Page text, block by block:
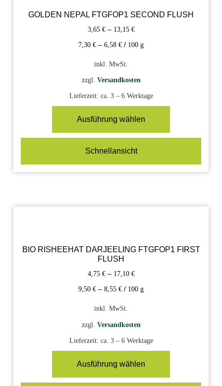
GOLDEN NEPAL FTGFOP1 SECOND FLUSH
3,65 €– 13,15 €
7,30 € – 6,58 € / 100 g
inkl. MwSt.
zzgl. Versandkosten
Lieferzeit: ca. 3 – 6 Werktage
Ausführung wählen
Schnellansicht
BIO RISHEEHAT DARJEELING FTGFOP1 FIRST
FLUSH
4,75 €– 17,10 €
9,50 € – 8,55 € / 100 g
inkl. MwSt.
zzgl. Versandkosten
Lieferzeit: ca. 3 – 6 Werktage
Ausführung wählen